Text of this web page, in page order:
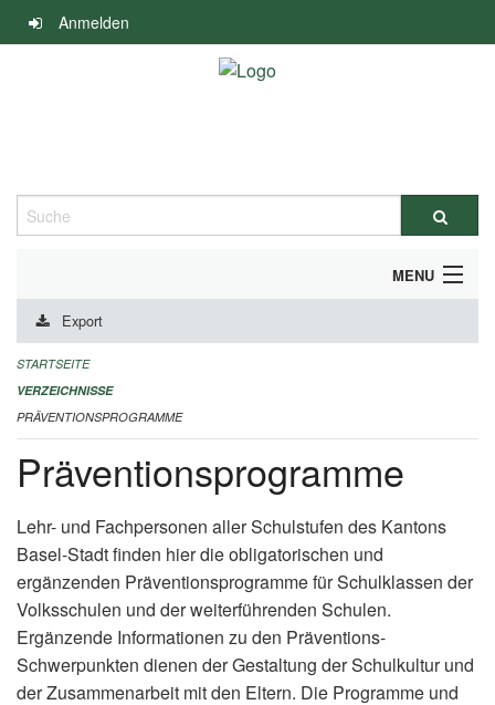
Navigation
überspringen
Anmelden
Suche
MENU
DURCHFÜHRUNG UND FINANZIERUNG
IMPRESSUM
Export
STARTSEITE
VERZEICHNISSE
PRÄVENTIONSPROGRAMME
Präventionsprogramme
Lehr- und Fachpersonen aller Schulstufen des Kantons
Basel-Stadt finden hier die obligatorischen und
ergänzenden Präventionsprogramme für Schulklassen der
Volksschulen und der weiterführenden Schulen.
Ergänzende Informationen zu den Präventions-
Schwerpunkten dienen der Gestaltung der Schulkultur und
der Zusammenarbeit mit den Eltern. Die Programme und